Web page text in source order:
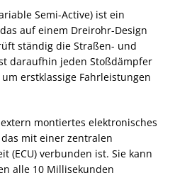
Semi-Active) ist ein
auf einem Dreirohr-Design
ständig die Straßen- und
daraufhin jeden Stoßdämpfer
erstklassige Fahrleistungen
montiertes elektronisches
das mit einer zentralen
(ECU) verbunden ist. Sie kann
alle 10 Millisekunden